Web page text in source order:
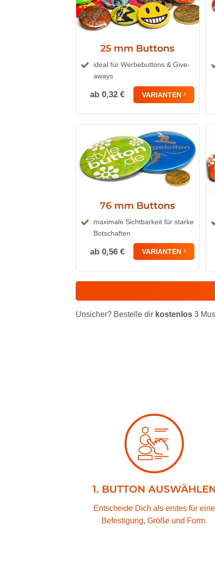
25 mm Buttons
ideal für Werbebuttons & Give-
aways
ab 0,32 € VARIANTEN
76 mm Buttons
maximale Sichtbarkeit für starke
Botschaften
ab 0,56 € VARIANTEN
Unsicher? Bestelle dir kostenlos 3
1. BUTTON
Entscheide Dich als erstes für eine
Befestigung, Größe und Form.